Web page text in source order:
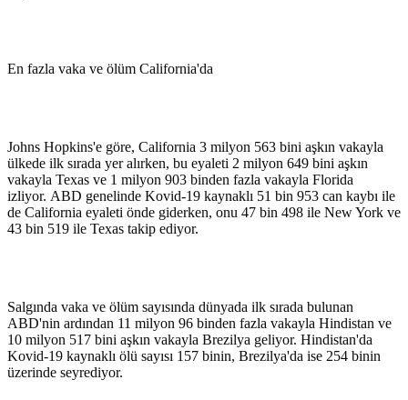
En fazla vaka ve ölüm California'da
Johns Hopkins'e göre, California 3 milyon 563 bini aşkın vakayla
ülkede ilk sırada yer alırken, bu eyaleti 2 milyon 649 bini aşkın
vakayla Texas ve 1 milyon 903 binden fazla vakayla Florida
izliyor. ABD genelinde Kovid-19 kaynaklı 51 bin 953 can kaybı ile
de California eyaleti önde giderken, onu 47 bin 498 ile New York ve
43 bin 519 ile Texas takip ediyor.
Salgında vaka ve ölüm sayısında dünyada ilk sırada bulunan
ABD'nin ardından 11 milyon 96 binden fazla vakayla Hindistan ve
10 milyon 517 bini aşkın vakayla Brezilya geliyor. Hindistan'da
Kovid-19 kaynaklı ölü sayısı 157 binin, Brezilya'da ise 254 binin
üzerinde seyrediyor.